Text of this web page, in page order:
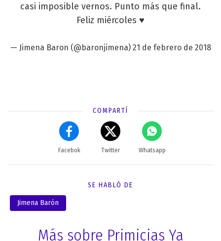
casi imposible vernos. Punto más que final.
Feliz miércoles ♥️
— Jimena Baron (@baronjimena) 21 de febrero de 2018
COMPARTÍ
Facebok Twitter Whatsapp
SE HABLÓ DE
Jimena Barón
Más sobre Primicias Ya